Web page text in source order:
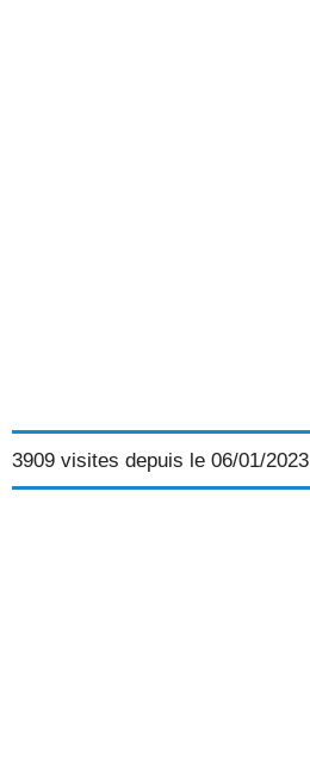
3909 visites depuis le 06/01/2023